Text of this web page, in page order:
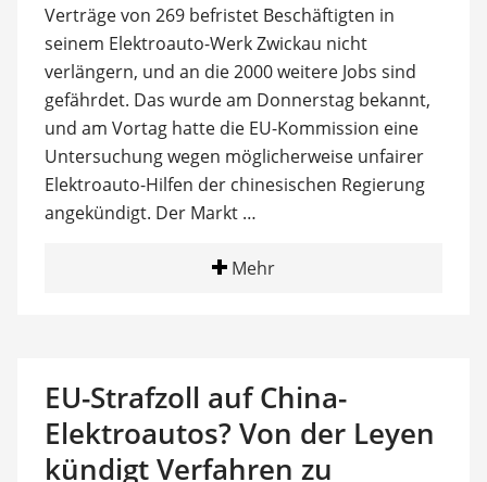
Verträge von 269 befristet Beschäftigten in
seinem Elektroauto-Werk Zwickau nicht
verlängern, und an die 2000 weitere Jobs sind
gefährdet. Das wurde am Donnerstag bekannt,
und am Vortag hatte die EU-Kommission eine
Untersuchung wegen möglicherweise unfairer
Elektroauto-Hilfen der chinesischen Regierung
angekündigt. Der Markt …
Mehr
EU-Strafzoll auf China-
Elektroautos? Von der Leyen
kündigt Verfahren zu